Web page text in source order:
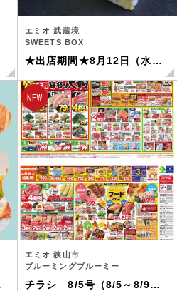
エミオ 武蔵境
SWEETS BOX
★出店期間★8月12日（水）
エミオ 狭山市
ブルーミングブルーミー
チラシ 8/5号（8/5～8/9）